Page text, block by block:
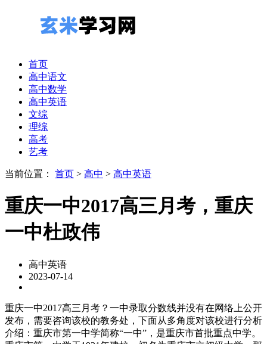
首页
高中语文
高中数学
高中英语
文综
理综
高考
艺考
当前位置： 首页 > 高中 > 高中英语
重庆一中2017高三月考，重庆
一中杜政伟
高中英语
2023-07-14
重庆一中2017高三月考？一中录取分数线并没有在网络上公开
发布，需要咨询该校的教务处，下面从多角度对该校进行分析
介绍：重庆市第一中学简称“一中”，是重庆市首批重点中学。